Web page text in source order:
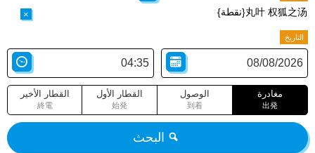
丸叶 权狐之汤{نقطة} ×
التاريخ
مغادرة
出発
الوصول
到着
القطار الأول
始発
القطار الأخير
終電
البحث